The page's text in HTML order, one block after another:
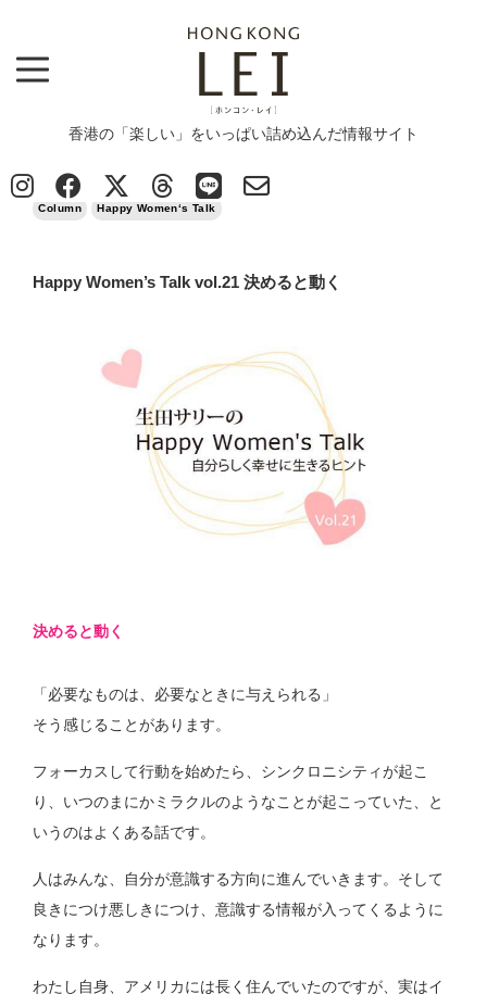
香港の「楽しい」をいっぱい詰め込んだ情報サイト
Column > Happy Women's Talk vol.21 決めると動く
Column Happy Women‘s Talk
Happy Women’s Talk vol.21 決めると動く
決めると動く
「必要なものは、必要なときに与えられる」
そう感じることがあります。
フォーカスして行動を始めたら、シンクロニシティが起こ
り、いつのまにかミラクルのようなことが起こっていた、と
いうのはよくある話です。
人はみんな、自分が意識する方向に進んでいきます。そして
良きにつけ悪しきにつけ、意識する情報が入ってくるように
なります。
わたし自身、アメリカには長く住んでいたのですが、実はイ